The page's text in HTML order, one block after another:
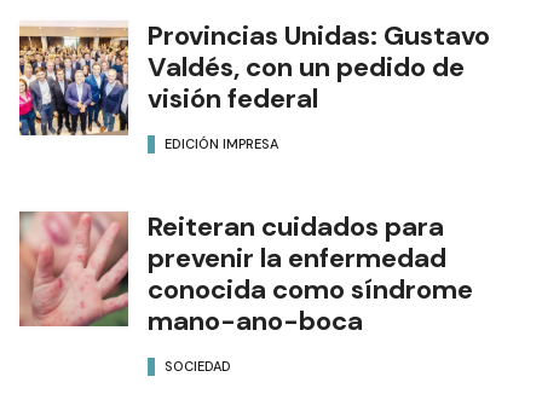
Provincias Unidas: Gustavo
Valdés, con un pedido de
visión federal
EDICIÓN IMPRESA
Reiteran cuidados para
prevenir la enfermedad
conocida como síndrome
mano-ano-boca
SOCIEDAD